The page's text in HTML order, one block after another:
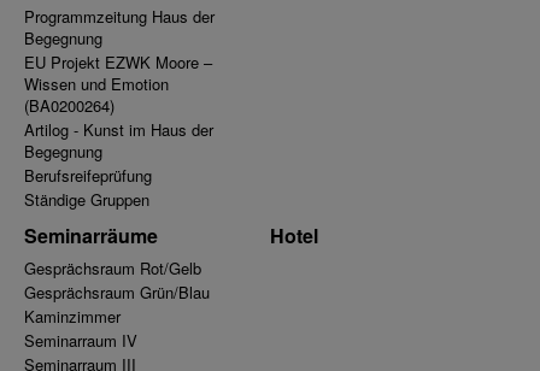
Programmzeitung Haus der
Begegnung
EU Projekt EZWK Moore –
Wissen und Emotion
(BA0200264)
Artilog - Kunst im Haus der
Begegnung
Berufsreifeprüfung
Ständige Gruppen
Seminarräume
Gesprächsraum Rot/Gelb
Gesprächsraum Grün/Blau
Kaminzimmer
Seminarraum IV
Seminarraum III
Hotel